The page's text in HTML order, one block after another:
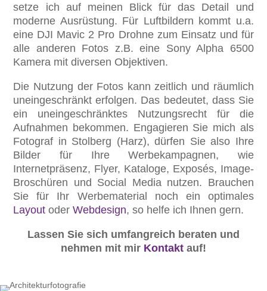
setze ich auf meinen Blick für das Detail und
moderne Ausrüstung. Für Luftbildern kommt u.a.
eine DJI Mavic 2 Pro Drohne zum Einsatz und für
alle anderen Fotos z.B. eine Sony Alpha 6500
Kamera mit diversen Objektiven.
Die Nutzung der Fotos kann zeitlich und räumlich
uneingeschränkt erfolgen. Das bedeutet, dass Sie
ein uneingeschränktes Nutzungsrecht für die
Aufnahmen bekommen. Engagieren Sie mich als
Fotograf in Stolberg (Harz), dürfen Sie also Ihre
Bilder für Ihre Werbekampagnen, wie
Internetpräsenz, Flyer, Kataloge, Exposés, Image-
Broschüren und Social Media nutzen. Brauchen
Sie für Ihr Werbematerial noch ein optimales
Layout oderWebdesign, so helfe ich Ihnen gern.
Lassen Sie sich umfangreich beraten und
nehmen mit mir Kontakt auf!